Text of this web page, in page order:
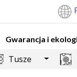
Gwarancja i
Tusze Toggle